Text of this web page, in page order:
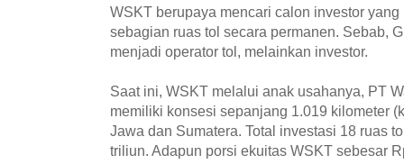
WSKT berupaya mencari calon investor
sebagian ruas tol secara permanen. Sebab,
menjadi operator tol, melainkan investor.
Saat ini, WSKT melalui anak usahanya, PT
memiliki konsesi sepanjang 1.019 kilometer
Jawa dan Sumatera. Total investasi 18 ruas
triliun. Adapun porsi ekuitas WSKT sebesar